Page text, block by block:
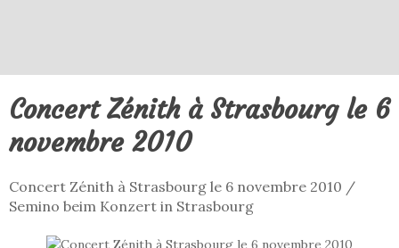
Concert Zénith à Strasbourg le 6
novembre 2010
Concert Zénith à Strasbourg le 6 novembre 2010 /
Semino beim Konzert in Strasbourg